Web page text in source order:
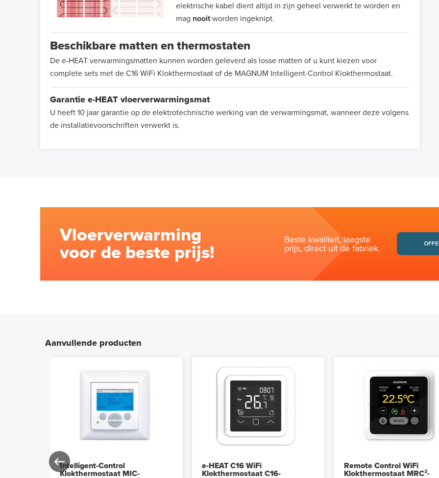
elektrische kabel dient altijd in zijn geheel verwerkt te worden en
mag nooitworden ingeknipt.
Beschikbare matten en thermostaten
De e-HEAT verwarmingsmatten kunnen worden geleverd als losse matten of u kunt kiezen voor
complete sets met de C16 WiFi Klokthermostaat of de MAGNUM Intelligent-Control Klokthermostaat.
Garantie e-HEAT vloerverwarmingsmat
U heeft 10 jaar garantie op de elektrotechnische werking van de verwarmingsmat, wanneer deze volgens
de installatievoorschriften verwerkt is.
Vloerverwarming
voor de beste prijs!
Beste kwaliteit, laagste
prijs, direct uit de fabriek.
Aanvullende producten
Intelligent-Control
Klokthermostaat MIC-
e-HEAT C16 WiFi
Klokthermostaat C16-
Remote Control WiFi
Klokthermostaat MRC²-